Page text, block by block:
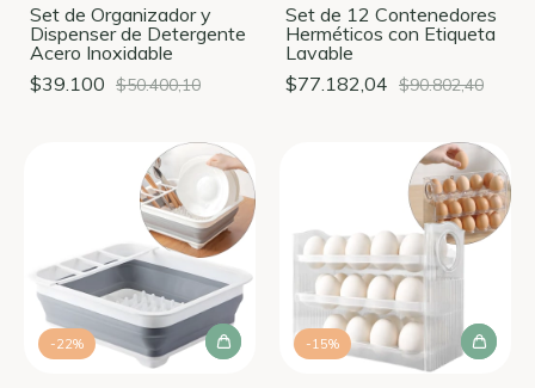
Set de Organizador y
Dispenser de Detergente
Acero Inoxidable
$39.100 $50.400,10
Set de 12 Contenedores
Herméticos con Etiqueta
Lavable
$77.182,04 $90.802,40
-22% -15%